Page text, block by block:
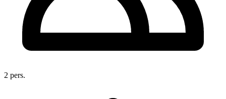
2 pers.